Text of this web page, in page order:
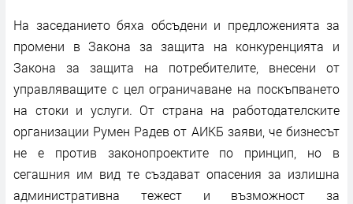
На заседанието бяха обсъдени и предложенията за
промени в Закона за защита на конкуренцията и
Закона за защита на потребителите, внесени от
управляващите с цел ограничаване на поскъпването
на стоки и услуги. От страна на работодателските
организации Румен Радев от АИКБ заяви, че бизнесът
не е против законопроектите по принцип, но в
сегашния им вид те създават опасения за излишна
административна тежест и възможност за